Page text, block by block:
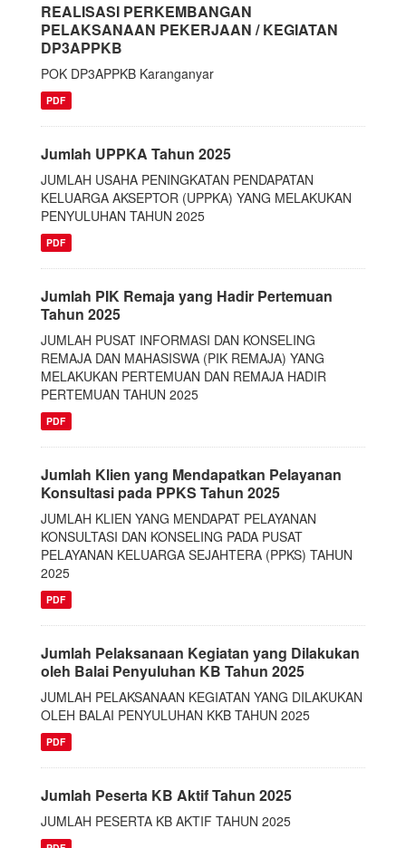
REALISASI PERKEMBANGAN
PELAKSANAAN PEKERJAAN / KEGIATAN
DP3APPKB
POK DP3APPKB Karanganyar
PDF
Jumlah UPPKA Tahun 2025
JUMLAH USAHA PENINGKATAN PENDAPATAN
KELUARGA AKSEPTOR (UPPKA) YANG MELAKUKAN
PENYULUHAN TAHUN 2025
PDF
Jumlah PIK Remaja yang Hadir Pertemuan
Tahun 2025
JUMLAH PUSAT INFORMASI DAN KONSELING
REMAJA DAN MAHASISWA (PIK REMAJA) YANG
MELAKUKAN PERTEMUAN DAN REMAJA HADIR
PERTEMUAN TAHUN 2025
PDF
Jumlah Klien yang Mendapatkan Pelayanan
Konsultasi pada PPKS Tahun 2025
JUMLAH KLIEN YANG MENDAPAT PELAYANAN
KONSULTASI DAN KONSELING PADA PUSAT
PELAYANAN KELUARGA SEJAHTERA (PPKS) TAHUN
2025
PDF
Jumlah Pelaksanaan Kegiatan yang Dilakukan
oleh Balai Penyuluhan KB Tahun 2025
JUMLAH PELAKSANAAN KEGIATAN YANG DILAKUKAN
OLEH BALAI PENYULUHAN KKB TAHUN 2025
PDF
Jumlah Peserta KB Aktif Tahun 2025
JUMLAH PESERTA KB AKTIF TAHUN 2025